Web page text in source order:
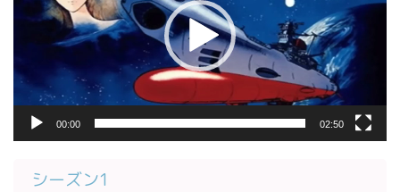
ー
00:00 02:50
シーズン1